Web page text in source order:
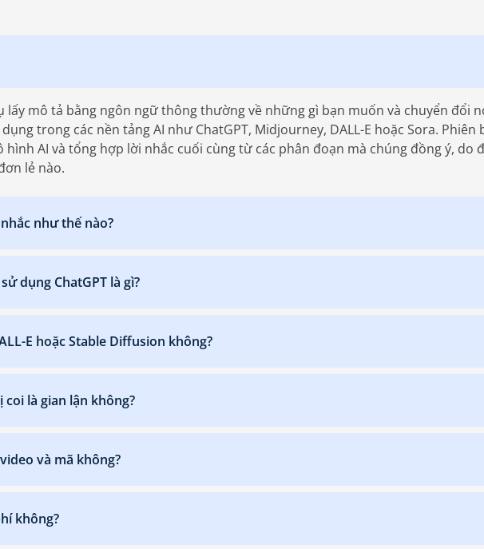
lấy mô tả bằng ngôn ngữ thông thường về những gì bạn muốn và chuyển đổi
trong các nền tảng AI như ChatGPT, Midjourney, DALL-E hoặc Sora. Phiên
hình AI và tổng hợp lời nhắc cuối cùng từ các phân đoạn mà chúng đồng ý, do
lẻ nào.
như thế nào?
dụng ChatGPT là gì?
E hoặc Stable Diffusion không?
là gian lận không?
và mã không?
không?